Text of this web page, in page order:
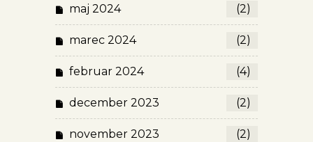
maj 2024 (2)
marec 2024 (2)
februar 2024 (4)
december 2023 (2)
november 2023 (2)